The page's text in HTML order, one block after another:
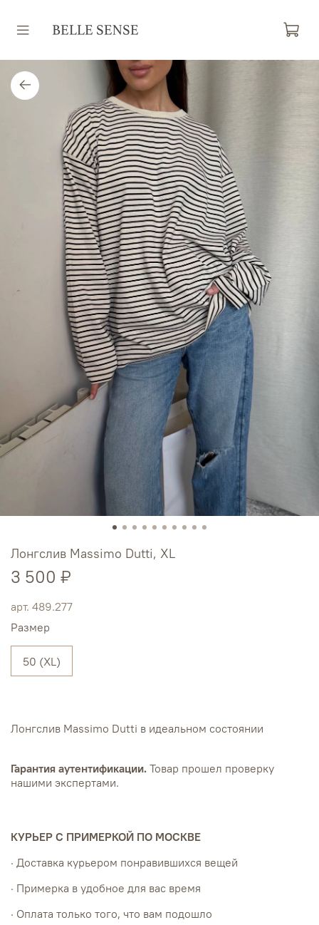
арт. 489.277
Лонгслив Massimo Dutti, XL
3 500 ₽
Размер
50 (XL)
Лонгслив Massimo Dutti в идеальном состоянии
Гарантия аутентификации. Товар прошел проверку
нашими экспертами.
КУРЬЕР С ПРИМЕРКОЙ ПО МОСКВЕ
· Доставка курьером понравившихся вещей
· Примерка в удобное для вас время
· Оплата только того, что вам подошло